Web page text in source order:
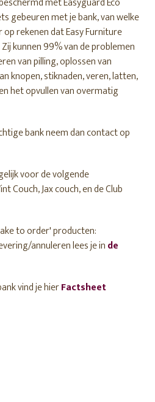
gebeuren met je bank, van welke
rekenen dat Easy Furniture
kunnen 99% van de problemen
van pilling, oplossen van
knopen, stiknaden, veren, latten,
het opvullen van overmatig
bank neem dan contact op
voor de volgende
Couch, Jax couch, en de Club
to order' producten:
annuleren lees je inde
vind je hierFactsheet